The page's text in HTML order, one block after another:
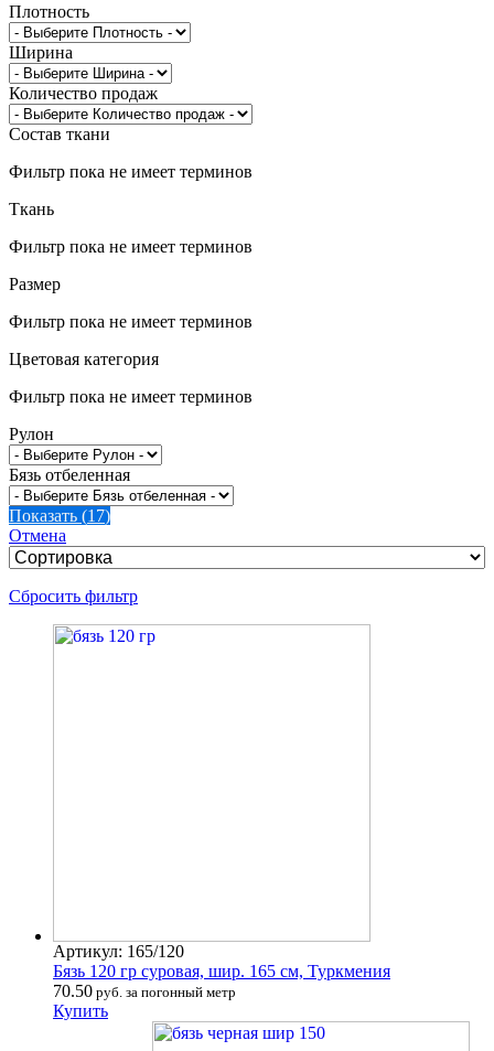
Плотность
Ширина
Количество продаж
Состав ткани
Фильтр пока не имеет терминов
Ткань
Фильтр пока не имеет терминов
Размер
Фильтр пока не имеет терминов
Цветовая категория
Фильтр пока не имеет терминов
Рулон
Бязь отбеленная
Показать (17)
Отмена
Сбросить фильтр
Артикул: 165/120
Бязь 120 гр суровая, шир. 165 см, Туркмения
70.50 руб. за погонный метр
Купить